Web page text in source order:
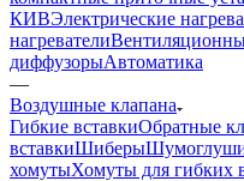
КИВЭлектрические
нагреватели
диффузорыАвтоматика
—
Воздушные клапана
Гибкие вставкиОбратные
вставкиШиберы
хомутыХомуты для гибких